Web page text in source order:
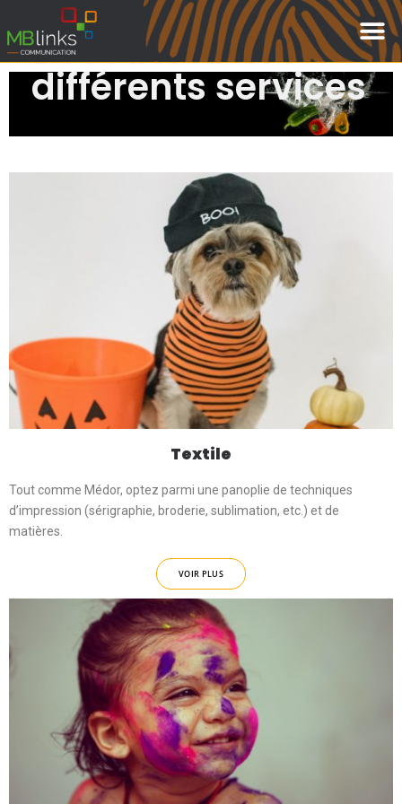
Découvrez nos
différents services
Textile
Tout comme Médor, optez parmi une panoplie de techniques
d’impression (sérigraphie, broderie, sublimation, etc.) et de
matières.
VOIR PLUS